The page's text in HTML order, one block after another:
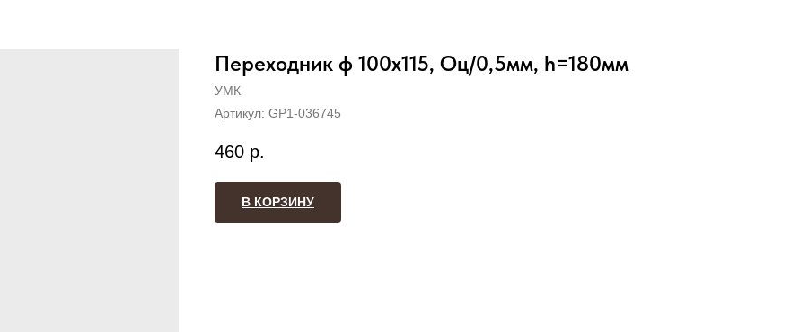
Переходник ф 100х115, Оц/0,5мм, h=180мм
УМК
Артикул: GP1-036745
460 р.
В КОРЗИНУ